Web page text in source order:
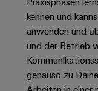
Anforderungen
in
der
Innovative
Workplace
Solutions
und
Labor
Support
Zertifikate
Presse
Studium
kennen und
anwenden und
und der Betrieb
genauso zu